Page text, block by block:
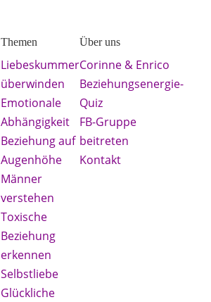
Themen
Liebeskummer
überwinden
Emotionale
Abhängigkeit
Beziehung auf
Augenhöhe
Männer
verstehen
Toxische
Beziehung
erkennen
Selbstliebe
Glückliche
Über uns
Corinne & Enrico
Beziehungsenergie-
Quiz
FB-Gruppe
beitreten
Kontakt